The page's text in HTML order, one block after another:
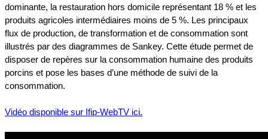
dominante, la restauration hors domicile représentant 18 % et les
produits agricoles intermédiaires moins de 5 %. Les principaux
flux de production, de transformation et de consommation sont
illustrés par des diagrammes de Sankey. Cette étude permet de
disposer de repères sur la consommation humaine des produits
porcins et pose les bases d’une méthode de suivi de la
consommation.
Vidéo disponible sur Ifip-WebTV ici.